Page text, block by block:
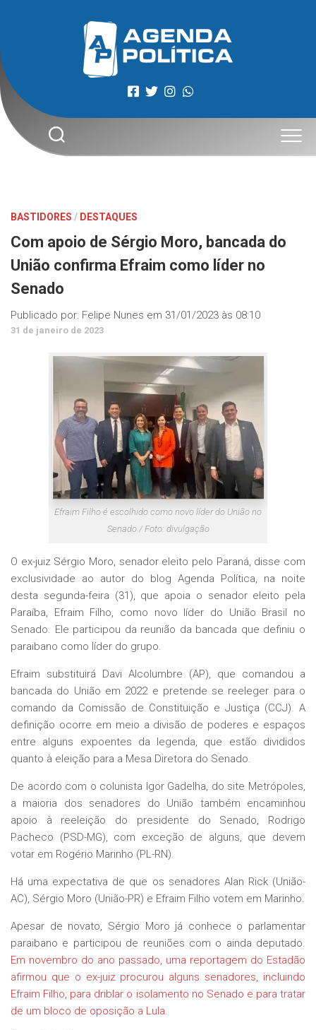
BASTIDORES / DESTAQUES
Com apoio de Sérgio Moro, bancada do
União confirma Efraim como líder no
Senado
Publicado por: Felipe Nunes em 31/01/2023 às 08:10
31 de janeiro de 2023
Efraim Filho é escolhido como novo líder do União no
Senado / Foto: divulgação
O ex-juiz Sérgio Moro, senador eleito pelo Paraná, disse com
exclusividade ao autor do blog Agenda Política, na noite
desta segunda-feira (31), que apoia o senador eleito pela
Paraíba, Efraim Filho, como novo líder do União Brasil no
Senado. Ele participou da reunião da bancada que definiu o
paraibano como líder do grupo.
Efraim substituirá Davi Alcolumbre (AP), que comandou a
bancada do União em 2022 e pretende se reeleger para o
comando da Comissão de Constituição e Justiça (CCJ). A
definição ocorre em meio a divisão de poderes e espaços
entre alguns expoentes da legenda, que estão divididos
quanto à eleição para a Mesa Diretora do Senado.
De acordo com o colunista Igor Gadelha, do site Metrópoles,
a maioria dos senadores do União também encaminhou
apoio à reeleição do presidente do Senado, Rodrigo
Pacheco (PSD-MG), com exceção de alguns, que devem
votar em Rogério Marinho (PL-RN).
Há uma expectativa de que os senadores Alan Rick (União-
AC), Sérgio Moro (União-PR) e Efraim Filho votem em Marinho.
Apesar de novato, Sérgio Moro já conhece o parlamentar
paraibano e participou de reuniões com o ainda deputado.
Em novembro do ano passado, uma reportagem do Estadão
afirmou que o ex-juiz procurou alguns senadores, incluindo
Efraim Filho, para driblar o isolamento no Senado e para tratar
de um bloco de oposição a Lula.